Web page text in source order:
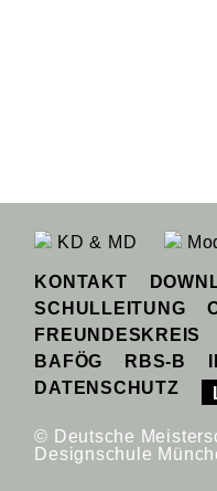
KD & MD
KONTAKT
SCHULLEITUNG
FREUNDESKREIS
BAFÖG
RBS-B
DATENSCHUTZ
© Deutsche
Designschule